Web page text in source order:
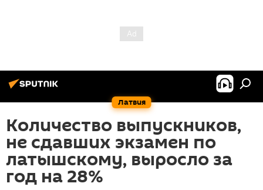
Латвия
Количество выпускников,
не сдавших экзамен по
латышскому, выросло за
год на 28%